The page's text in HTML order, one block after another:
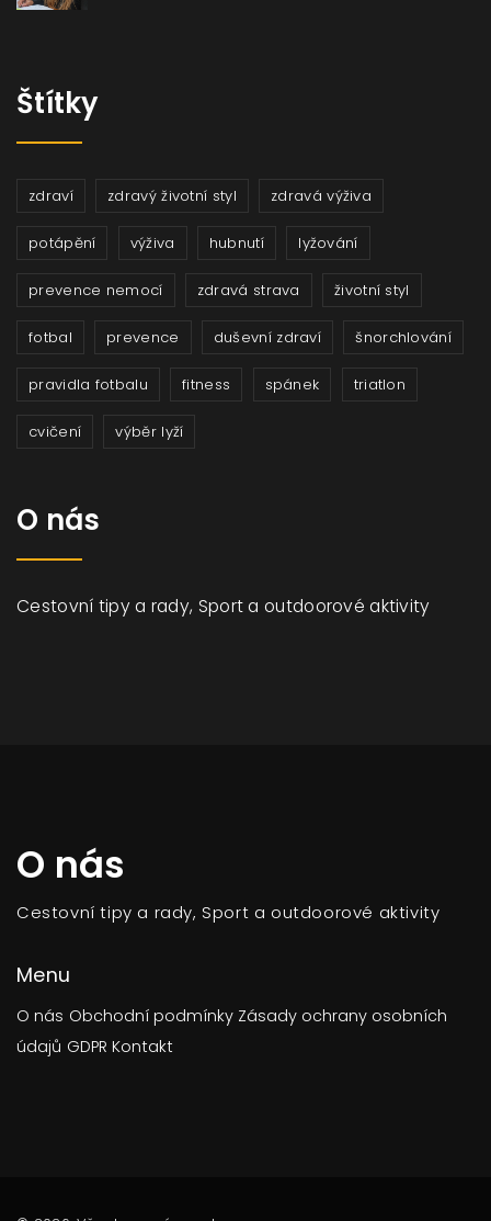
Štítky
zdraví zdravý životní styl zdravá výživa
potápění výživa hubnutí lyžování
prevence nemocí zdravá strava životní styl
fotbal prevence duševní zdraví šnorchlování
pravidla fotbalu fitness spánek triatlon
cvičení výběr lyží
O nás
Cestovní tipy a rady, Sport a outdoorové aktivity
O nás
Cestovní tipy a rady, Sport a outdoorové aktivity
Menu
O nás Obchodní podmínky Zásady ochrany osobních
údajů GDPR Kontakt